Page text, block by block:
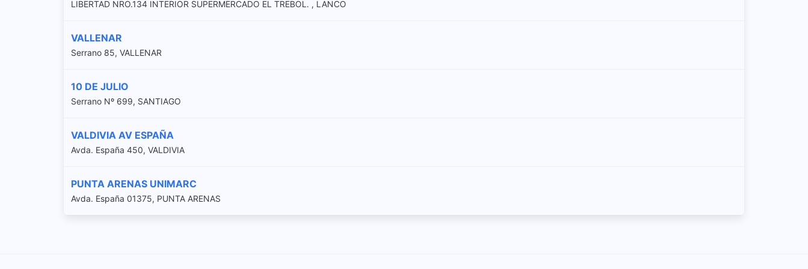
LIBERTAD NRO.134 INTERIOR SUPERMERCADO EL TREBOL. , LANCO
VALLENAR
Serrano 85, VALLENAR
10 DE JULIO
Serrano Nº 699, SANTIAGO
VALDIVIA AV ESPAÑA
Avda. España 450, VALDIVIA
PUNTA ARENAS UNIMARC
Avda. España 01375, PUNTA ARENAS